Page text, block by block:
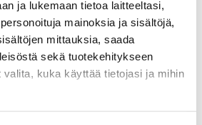
ja lukemaan tietoa laitteeltasi,
mainoksia ja sisältöjä,
mittauksia, saada
sekä tuotekehitykseen
kuka käyttää tietojasi ja mihin
tämä tarkoittaa, että
suurempia palkankorotuksia kuin
valtakunnansovittelija ei
(Yle uutiset 22.2.2024)
on myrkkyä. Tämä johtuu siitä,